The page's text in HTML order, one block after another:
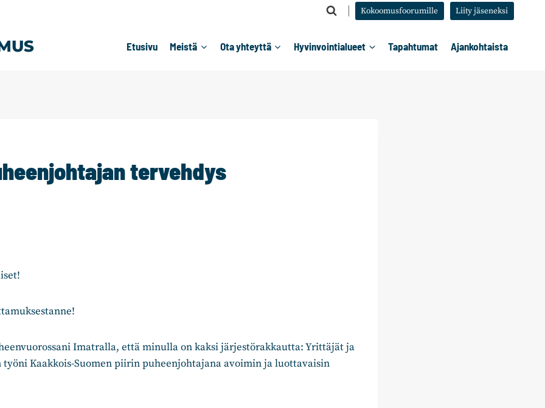
Kokoomusfoorumille Liity jäseneksi
Etusivu Meistä Ota yhteyttä Hyvinvointialueet Tapahtumat Ajankohtaista
tervehdys
Imatralla, että minulla on kaksi järjestörakkautta: Yrittäjät ja
työni Kaakkois-Suomen piirin puheenjohtajana avoimin ja luottavaisin